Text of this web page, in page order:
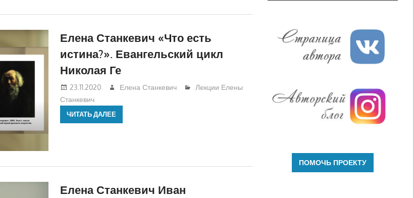
Елена Станкевич «Что есть
истина?». Евангельский цикл
Николая Ге
23.11.2020 Елена Станкевич
Лекции Елены
Станкевич
ЧИТАТЬ ДАЛЕЕ
Елена Станкевич Иван